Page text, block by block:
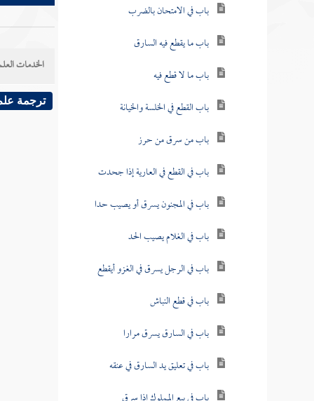
باب في الامتحان بالضرب
باب ما يقطع فيه السارق
باب ما لا قطع فيه
باب القطع في الخلسة والخيانة
باب من سرق من حرز
باب في القطع في العارية إذا جحدت
باب في المجنون يسرق أو يصيب حدا
باب في الغلام يصيب الحد
باب في الرجل يسرق في الغزو أيقطع
باب في قطع النباش
باب في السارق يسرق مرارا
باب في تعليق يد السارق في عنقه
الخدمات
ترجمة